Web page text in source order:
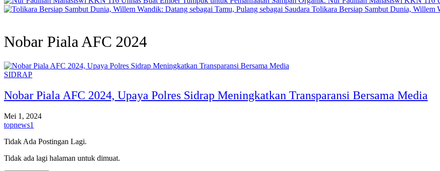
Tolikara Bersiap Sambut Dunia, Willem
Nobar Piala AFC 2024
SIDRAP
Nobar Piala AFC 2024, Upaya Polres Sidrap Meningkatkan Transparansi Bersama Media
Mei 1, 2024
topnews1
Tidak Ada Postingan Lagi.
Tidak ada lagi halaman untuk dimuat.